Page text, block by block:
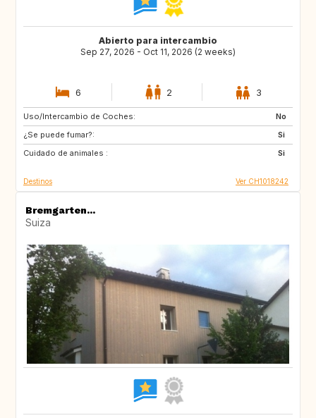
Abierto para intercambio
Sep 27, 2026 - Oct 11, 2026 (2 weeks)
6 2 3
Uso/Intercambio de Coches:
No
¿Se puede fumar?:
Si
Cuidado de animales :
Si
BE
IT
GR
Destinos Ver CH1018242
Bremgarten...
Suiza